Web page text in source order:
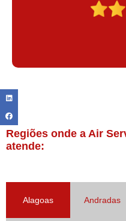
Regiões onde a Air
atende:
Alagoas Andradas